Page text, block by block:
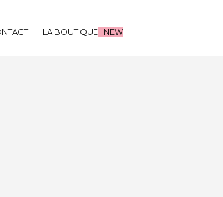
LA BOUTIQUE · NEW